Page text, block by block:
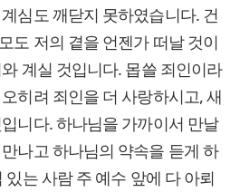
심도 깨닫지 못하였습니다. 건
도 저의 곁을 언젠가 떠날 것이
계실 것입니다. 몹쓸 죄인이라
히려 죄인을 더 사랑하시고, 새
니다. 하나님을 가까이서 만날
나고 하나님의 약속을 듣게 하
있는 사람 주 예수 앞에 다 아뢰